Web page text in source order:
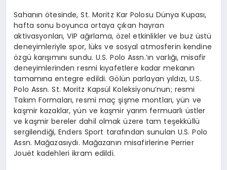
Sahanınötesinde, St. Moritz Kar Polosu Dünya Kupası,
hafta sonu boyunca ortaya çıkan hayran
aktivasyonları, VIP ağırlama, özel etkinlikler ve buz üstü
deneyimleriyle spor, lüks ve sosyal atmosferin kendine
özgü karışımını sundu. U.S. Polo Assn.’ın varlığı, misafir
deneyimlerinden resmi kıyafetlere kadarmekanın
tamamına entegre edildi. Gölün parlayan yıldızı, U.S.
Polo Assn. St. Moritz Kapsül Koleksiyonu’nun; resmi
Takım Formaları, resmi maç şişme montları, yün ve
kaşmir kazaklar, yün ve kaşmir yarım fermuarlı üstler
ve kaşmir bereler dahil olmak üzere tam teşekküllü
sergilendiği,Enders Sport tarafından sunulan U.S. Polo
Assn. Mağazasıydı. Mağazanın misafirlerine Perrier
Jouët kadehleri ikram edildi.